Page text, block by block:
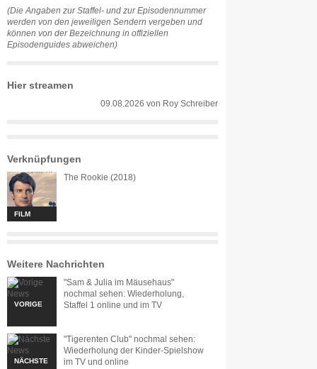
(Die Angaben zur Staffel- und zur Episodennummer
werden von den jeweiligen Sendern vergeben und
können von der Bezeichnung in offiziellen
Episodenguides abweichen)
Hier streamen
09.08.2026 von Roy Schreiber
Verknüpfungen
FILM
The Rookie (2018)
Weitere Nachrichten
VORIGE
"Sam & Julia im Mäusehaus"
nochmal sehen: Wiederholung,
Staffel 1 online und im TV
NÄCHSTE
"Tigerenten Club" nochmal sehen:
Wiederholung der Kinder-Spielshow
im TV und online